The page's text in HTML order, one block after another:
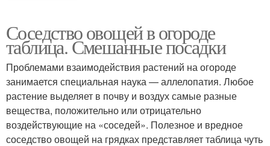
Соседство овощей в огороде
таблица. Смешанные посадки
Проблемами взаимодействия растений на огороде
занимается специальная наука — аллелопатия. Любое
растение выделяет в почву и воздух самые разные
вещества, положительно или отрицательно
воздействующие на «соседей». Полезное и вредное
соседство овощей на грядках представляет таблица чуть